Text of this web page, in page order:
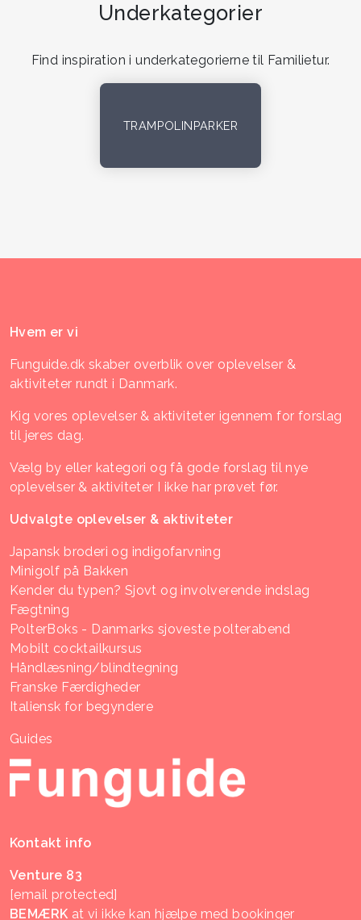
Underkategorier
Find inspiration i underkategorierne til Familietur.
TRAMPOLINPARKER
Hvem er vi
Funguide.dk skaber overblik over oplevelser &
aktiviteter rundt i Danmark.
Kig vores oplevelser & aktiviteter igennem for forslag
til jeres dag.
Vælg by eller kategori og få gode forslag til nye
oplevelser & aktiviteter I ikke har prøvet før.
Udvalgte oplevelser & aktiviteter
Japansk broderi og indigofarvning
Minigolf på Bakken
Kender du typen? Sjovt og involverende indslag
Fægtning
PolterBoks - Danmarks sjoveste polterabend
Mobilt cocktailkursus
Håndlæsning/blindtegning
Franske Færdigheder
Italiensk for begyndere
Guides
Kontakt info
Venture 83
[email protected]
BEMÆRK at vi ikke kan hjælpe med bookinger